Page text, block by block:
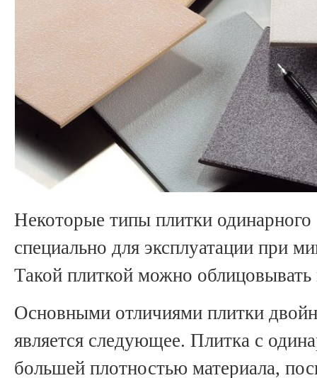
Некоторые типы плитки одинарного
специально для эксплуатации при
Такой плиткой можно
Основными отличиями плитки
является следующее. Плитка с
большей плотностью материала,